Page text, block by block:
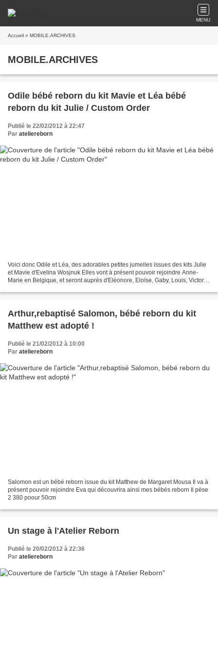
MENU
Accueil » MOBILE.ARCHIVES
MOBILE.ARCHIVES
Odile bébé reborn du kit Mavie et Léa bébé
reborn du kit Julie / Custom Order
Publié le 22/02/2012 à 22:47
Par ateliereborn
Voici donc Odile et Léa, des adorables petites jumelles issues des kits Julie
et Mavie d'Evelina Wosjnuk Elles vont à présent pouvoir rejoindre Anne-
Marie en Belgique, et seront auprès d'Eléonore, Eloïse, Gaby, Louis, Victoria,
Arthur,rebaptisé Salomon, bébé reborn du kit
Matthew est adopté !
Publié le 21/02/2012 à 10:00
Par ateliereborn
Salomon est un bébé reborn issue du kit Matthew de Margaret Mousa Il va à
présent pouvoir rejoindre Eva qui découvrira ainsi mes bébés reborn Il pèse
2 380 poour 50cm
Un stage à l'Atelier Reborn
Publié le 20/02/2012 à 22:36
Par ateliereborn